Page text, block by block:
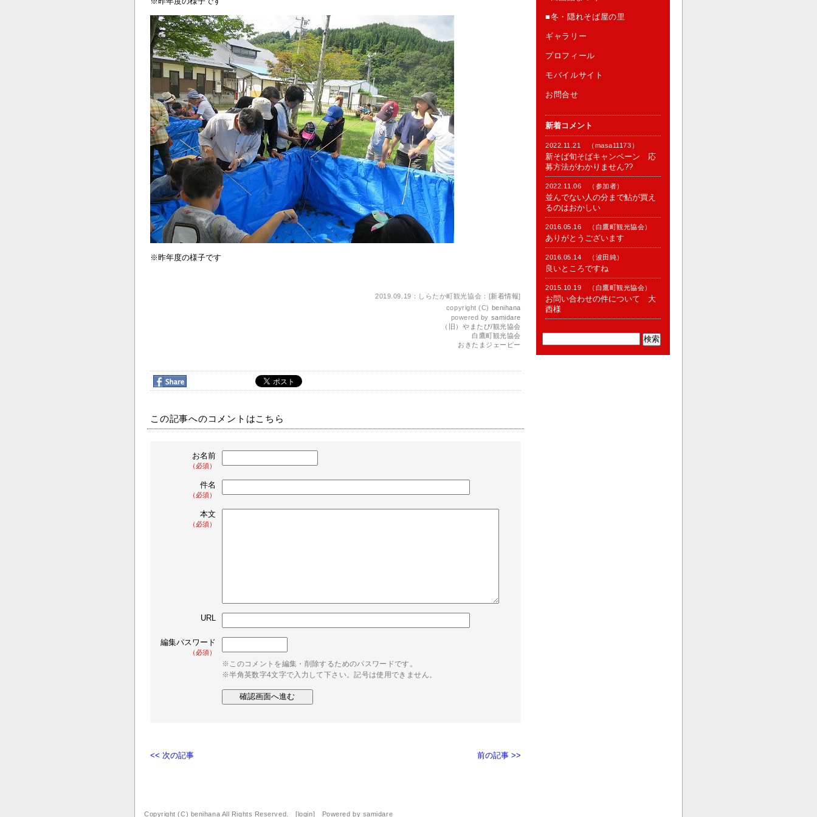
※昨年度の様子です
2019.09.19：しらたか町観光協会：[新着情報]
copyright (C) benihana
powered by samidare
（旧）やまたび/観光協会
白鷹町観光協会
おきたまジェーピー
この記事へのコメントはこちら
お名前
（必須）
件名
（必須）
本文
（必須）
URL
編集パスワード
（必須）
※このコメントを編集・削除するためのパスワードです。
※半角英数字4文字で入力して下さい。記号は使用できません。
<< 次の記事 前の記事 >>
■冬・隠れそば屋の里
ギャラリー
プロフィール
モバイルサイト
お問合せ
新着コメント
2022.11.21 （masa11173）
新そば旬そばキャンペーン 応
募方法がわかりません??
2022.11.06 （参加者）
並んでない人の分まで鮎が買え
るのはおかしい
2016.05.16 （白鷹町観光協会）
ありがとうございます
2016.05.14 （波田純）
良いところですね
2015.10.19 （白鷹町観光協会）
お問い合わせの件について 大
西様
Copyright (C) benihana All Rights Reserved. [login] Powered by samidare